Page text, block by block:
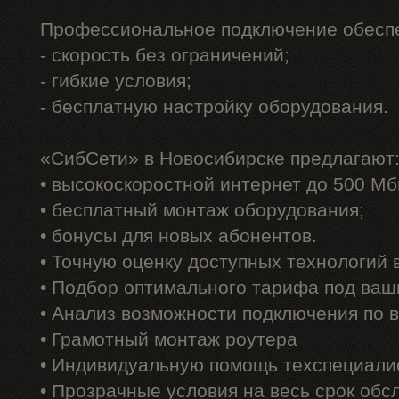
Профессиональное подключение
- скорость без ограничений;
- гибкие условия;
- бесплатную настройку оборудования.
«СибСети» в Новосибирске предлагают:
• высокоскоростной интернет до 500
• бесплатный монтаж оборудования;
• бонусы для новых абонентов.
• Точную оценку доступных
• Подбор оптимального тарифа под
• Анализ возможности подключения по
• Грамотный монтаж роутера
• Индивидуальную помощь
• Прозрачные условия на весь срок